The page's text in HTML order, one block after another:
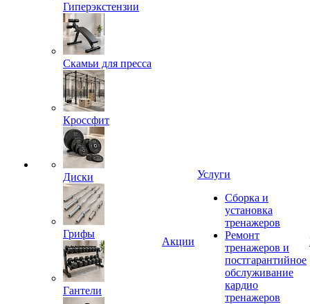
Гиперэкстензии
Скамьи для пресса
Кроссфит
Диски
Грифы
Гантели
Акции
Услуги
Сборка и
установка
тренажеров
Ремонт
тренажеров и
постгарантийное
обслуживание
кардио
тренажеров